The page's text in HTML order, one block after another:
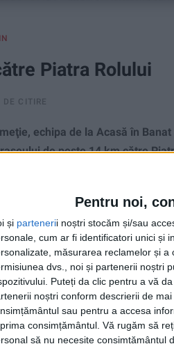
Pentru noi,
și partenerii noștri stocăm și/sau
cum ar fi identificatori unici și
măsurarea reclamelor și a
dvs., noi și partenerii noștri
Puteți da clic pentru a vă
noștri conform descrierii de
sau pentru a accesa
consimțământul. Vă rugăm să
să nu necesite consimțământul
Piatra Rolului
CITIRE
echipa de la Acasă în
de peste 14 km către